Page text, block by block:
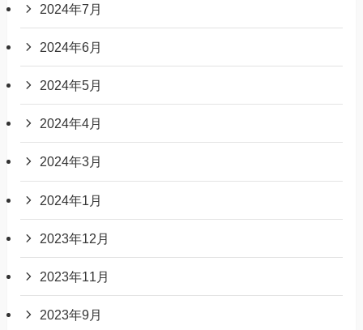
2024年7月
2024年6月
2024年5月
2024年4月
2024年3月
2024年1月
2023年12月
2023年11月
2023年9月